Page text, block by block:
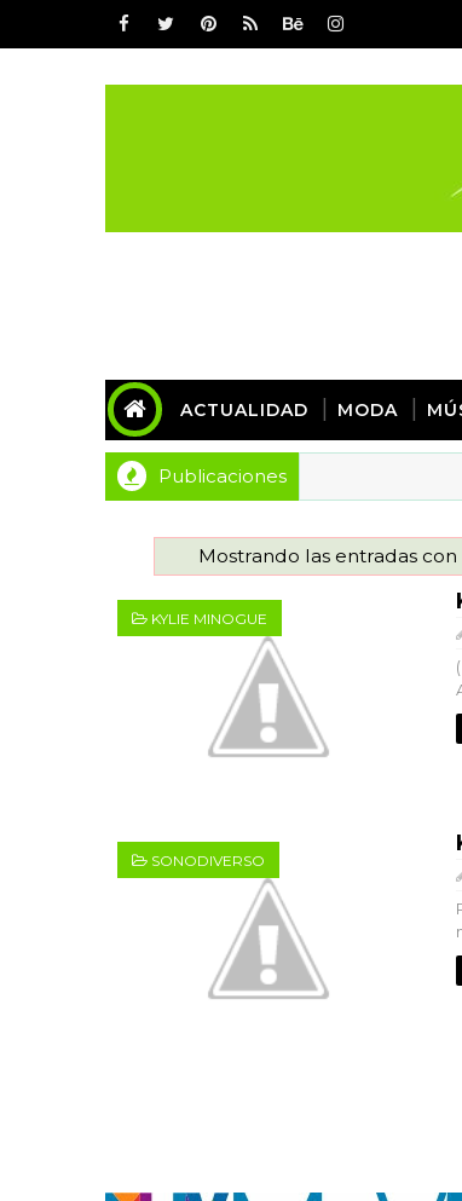
ACTUALIDAD MODA
Publicaciones
Mostrando las entradas
KYLIE MINOGUE
SONODIVERSO